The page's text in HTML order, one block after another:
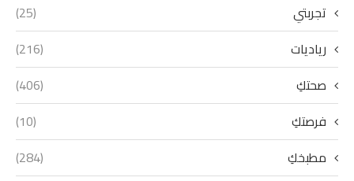
تجربتي
(25)
رياديات
(216)
صحتكِ
(406)
فرصتكِ
(10)
مطبخكِ
(284)